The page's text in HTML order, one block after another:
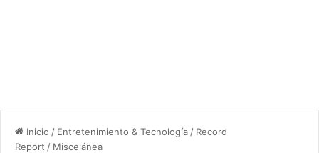
Inicio / Entretenimiento & Tecnología / Record
Report / Miscelánea